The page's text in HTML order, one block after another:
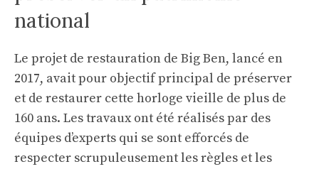
national
Le projet de restauration de Big Ben, lancé en
2017, avait pour objectif principal de préserver
et de restaurer cette horloge vieille de plus de
160 ans. Les travaux ont été réalisés par des
équipes d’experts qui se sont efforcés de
respecter scrupuleusement les règles et les